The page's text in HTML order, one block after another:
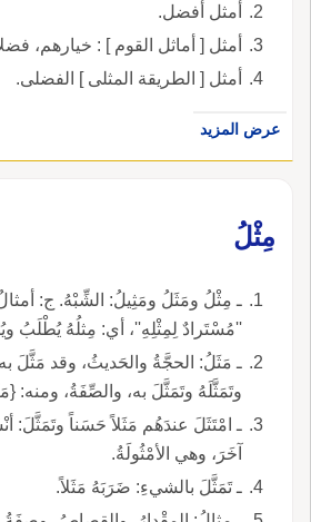
أمثل أفضل.
أمثل [ أماثل القوم ] : خيارهم،
أمثل [ الطريقة المثلى ] الفضلى.
عرض المزيد
مِثْلُ
ـ مِثْلُ ومَثَلُ ومَثِيلُ: الشِّبْهُ. ج:
''مُسْتَرادٌ لِمِثْلِهِ''، أي: مِثلُهُ يُطْلَبُ
ـ مَثَلُ: الحجَّةُ والحَديثُ، وقد مَثَّلَ به
وتَمَثَّلَهُ وتَمَثَّلَ به، والصِّفَةُ، ومنه:
ـ امْتَثَلَ عندَهُم مَثَلاً حَسَناً وتَمَثَّلَ:
آخَرَ، وهي الأمْثُولَةُ.
ـ تَمَثَّلَ بالشيءِ: ضَرَبَهُ مَثَلاً.